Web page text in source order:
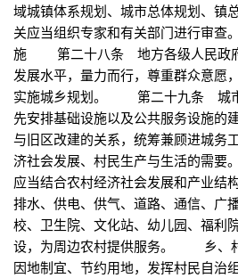
域城镇体系规划、城市总体规划、镇
关应当组织专家和有关部门进行审
施 第二十八条 地方各级人民政府
发展水平，量力而行，尊重群众意愿
实施城乡规划。 第二十九条 城市
先安排基础设施以及公共服务设施的
与旧区改建的关系，统筹兼顾进城务
济社会发展、村民生产与生活的需
应当结合农村经济社会发展和产业结
排水、供电、供气、道路、通信、广
校、卫生院、文化站、幼儿园、福利
设，为周边农村提供服务。 乡、
因地制宜、节约用地，发挥村民自治